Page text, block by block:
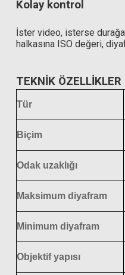
Kolay kontrol
İster video, isterse
halkasına ISO değeri,
TEKNİK ÖZELLİKLER
Tür
Biçim
Odak uzaklığı
Maksimum diyafram
Minimum diyafram
Objektif yapısı